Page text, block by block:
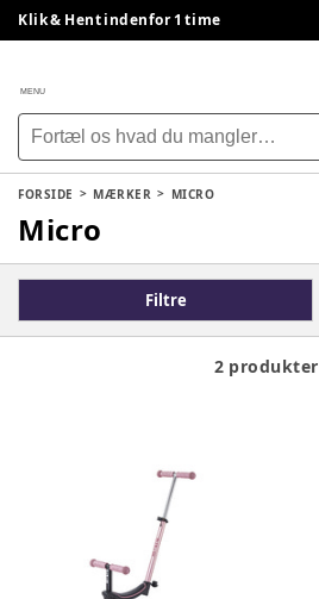
Klik & Hent indenfor 1 time
MENU
FORSIDE MÆRKER MICRO
Micro
Filtre
2 produkter